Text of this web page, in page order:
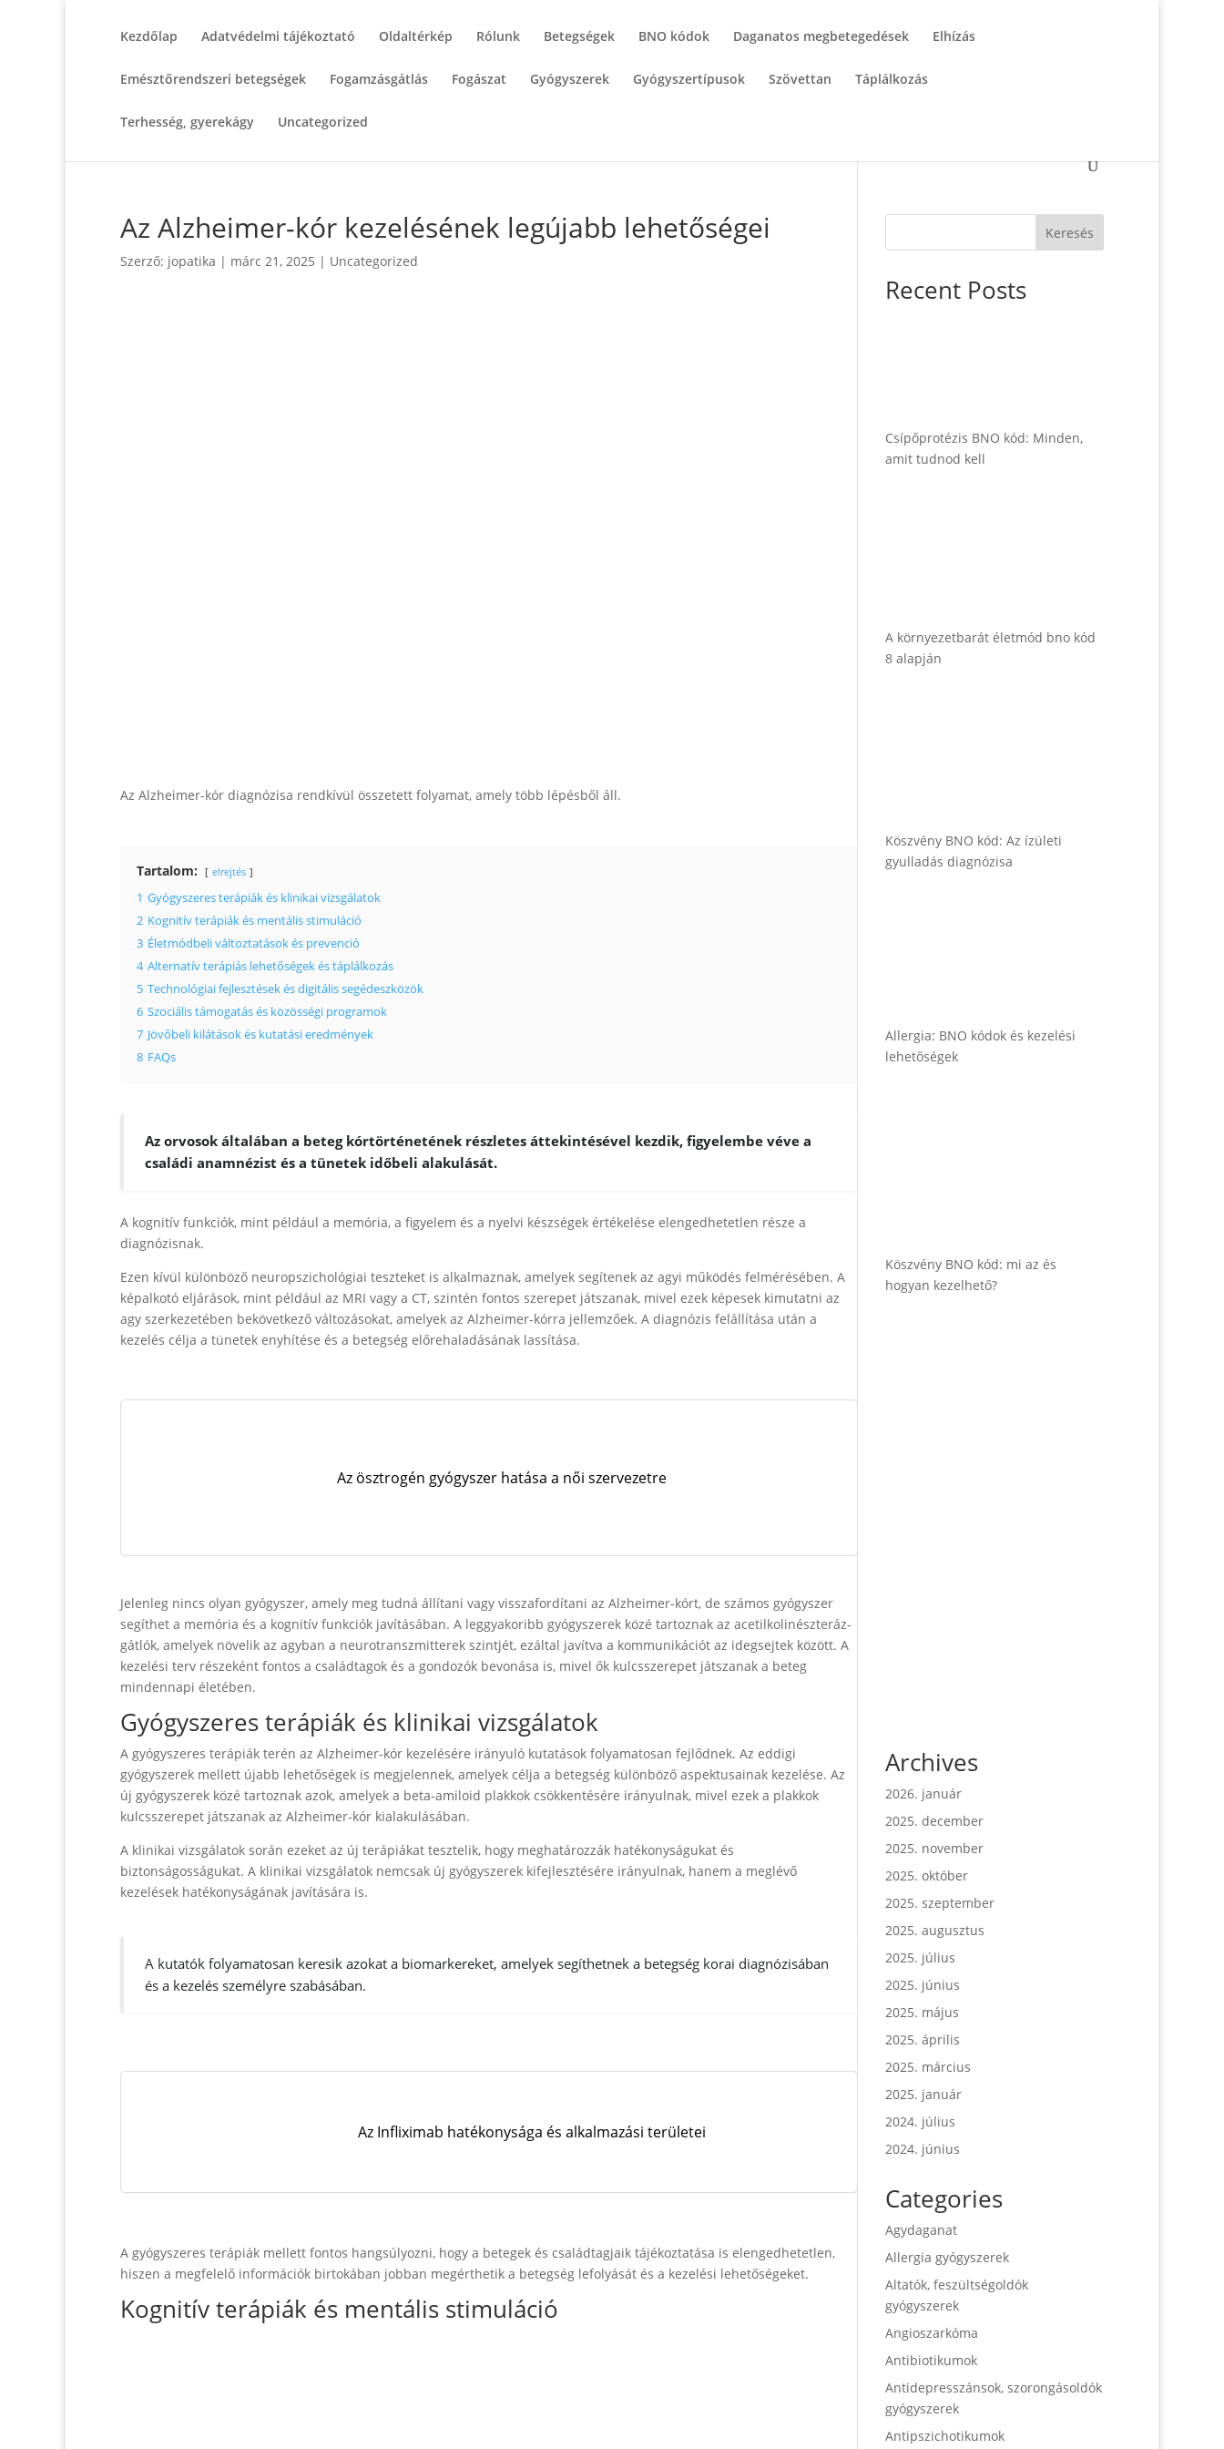
Kezdőlap Adatvédelmi tájékoztató Oldaltérkép Rólunk Betegségek BNO kódok Daganatos megbetegedések Elhízás
Emésztőrendszeri betegségek Fogamzásgátlás Fogászat Gyógyszerek Gyógyszertípusok Szövettan Táplálkozás
Terhesség, gyerekágy Uncategorized
Az Alzheimer-kór kezelésének legújabb lehetőségei
Szerző: jopatika | márc 21, 2025 | Uncategorized
Az Alzheimer-kór diagnózisa rendkívül összetett folyamat, amely több lépésből áll.
Tartalom: elrejtés
1 Gyógyszeres terápiák és klinikai vizsgálatok
2 Kognitív terápiák és mentális stimuláció
3 Életmódbeli változtatások és prevenció
4 Alternatív terápiás lehetőségek és táplálkozás
5 Technológiai fejlesztések és digitális segédeszközök
6 Szociális támogatás és közösségi programok
7 Jövőbeli kilátások és kutatási eredmények
8 FAQs
Az orvosok általában a beteg kórtörténetének részletes áttekintésével kezdik, figyelembe véve a
családi anamnézist és a tünetek időbeli alakulását.
A kognitív funkciók, mint például a memória, a figyelem és a nyelvi készségek értékelése elengedhetetlen része a
diagnózisnak.
Ezen kívül különböző neuropszichológiai teszteket is alkalmaznak, amelyek segítenek az agyi működés felmérésében. A
képalkotó eljárások, mint például az MRI vagy a CT, szintén fontos szerepet játszanak, mivel ezek képesek kimutatni az
agy szerkezetében bekövetkező változásokat, amelyek az Alzheimer-kórra jellemzőek. A diagnózis felállítása után a
kezelés célja a tünetek enyhítése és a betegség előrehaladásának lassítása.
Az ösztrogén gyógyszer hatása a női szervezetre
Jelenleg nincs olyan gyógyszer, amely meg tudná állítani vagy visszafordítani az Alzheimer-kórt, de számos gyógyszer
segíthet a memória és a kognitív funkciók javításában. A leggyakoribb gyógyszerek közé tartoznak az acetilkolinészteráz-
gátlók, amelyek növelik az agyban a neurotranszmitterek szintjét, ezáltal javítva a kommunikációt az idegsejtek között. A
kezelési terv részeként fontos a családtagok és a gondozók bevonása is, mivel ők kulcsszerepet játszanak a beteg
mindennapi életében.
Gyógyszeres terápiák és klinikai vizsgálatok
A gyógyszeres terápiák terén az Alzheimer-kór kezelésére irányuló kutatások folyamatosan fejlődnek. Az eddigi
gyógyszerek mellett újabb lehetőségek is megjelennek, amelyek célja a betegség különböző aspektusainak kezelése. Az
új gyógyszerek közé tartoznak azok, amelyek a beta-amiloid plakkok csökkentésére irányulnak, mivel ezek a plakkok
kulcsszerepet játszanak az Alzheimer-kór kialakulásában.
A klinikai vizsgálatok során ezeket az új terápiákat tesztelik, hogy meghatározzák hatékonyságukat és
biztonságosságukat. A klinikai vizsgálatok nemcsak új gyógyszerek kifejlesztésére irányulnak, hanem a meglévő
kezelések hatékonyságának javítására is.
A kutatók folyamatosan keresik azokat a biomarkereket, amelyek segíthetnek a betegség korai diagnózisában
és a kezelés személyre szabásában.
Az Infliximab hatékonysága és alkalmazási területei
A gyógyszeres terápiák mellett fontos hangsúlyozni, hogy a betegek és családtagjaik tájékoztatása is elengedhetetlen,
hiszen a megfelelő információk birtokában jobban megérthetik a betegség lefolyását és a kezelési lehetőségeket.
Kognitív terápiák és mentális stimuláció
Keresés
Recent Posts
Csípőprotézis BNO kód: Minden,
amit tudnod kell
A környezetbarát életmód bno kód
8 alapján
Köszvény BNO kód: Az ízületi
gyulladás diagnózisa
Allergia: BNO kódok és kezelési
lehetőségek
Köszvény BNO kód: mi az és
hogyan kezelhető?
Archives
2026. január
2025. december
2025. november
2025. október
2025. szeptember
2025. augusztus
2025. július
2025. június
2025. május
2025. április
2025. március
2025. január
2024. július
2024. június
Categories
Agydaganat
Allergia gyógyszerek
Altatók, feszültségoldók
gyógyszerek
Angioszarkóma
Antibiotikumok
Antidepresszánsok, szorongásoldók
gyógyszerek
Antipszichotikumok